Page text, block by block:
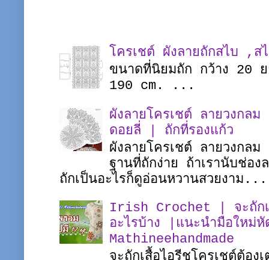
โครเชต์ ผังลายถักสไบ ,ส
ขนาดที่นิยมถัก กว้าง 20
190 cm. ...
ผังลายโครเชต์ ลายวงกล
ดอยลี่ | ถักที่รองแก้ว
ผังลายโครเชต์ ลายวงกล
ฐานที่ถักง่าย ถ้าเรานับช่อง
ถักเป็นอะไรก็ดูอ่อนหวานสวยงาม...
Irish Crochet | จะถักเสื้
อะไรบ้าง |แนะนำมือใหม่
Mathineehandmade
จะถักเสื้อไอรีชโครเชต์ต้อ